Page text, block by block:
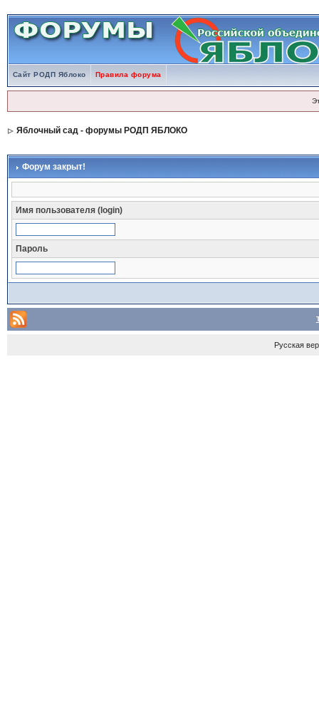
Сайт РОДП Яблоко Правила форума
Яблочный сад - форумы РОДП ЯБЛОКО
Форум закрыт!
Имя пользователя (login)
Пароль
Русская